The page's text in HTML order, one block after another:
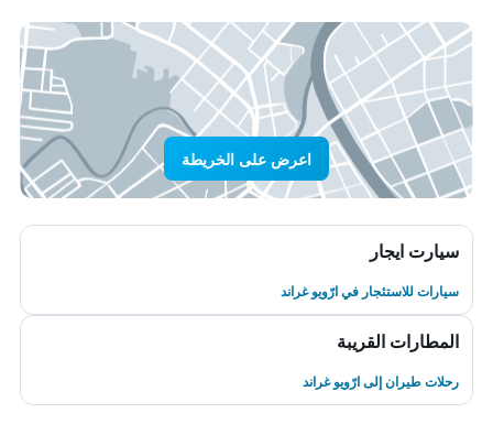
اعرض على الخريطة
سيارت ايجار
سيارات للاستئجار في ارّويو غراند
المطارات القريبة
رحلات طيران إلى ارّويو غراند